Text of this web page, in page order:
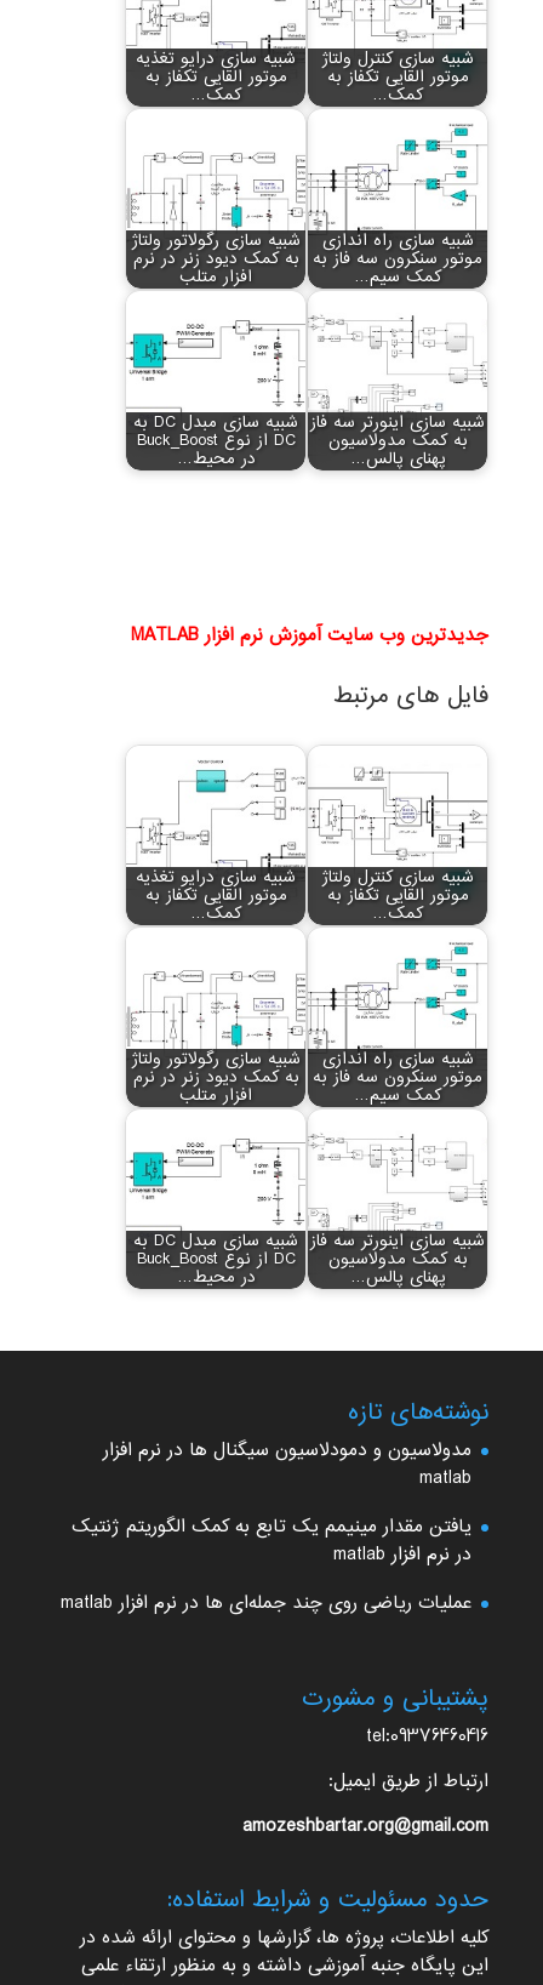
شبیه سازی کنترل ولتاژ
موتور القایی تکفاز به
کمک…
شبیه سازی درایو تغذیه
موتور القایی تکفاز به
کمک…
شبیه سازی راه اندازی
موتور سنکرون سه فاز به
کمک سیم…
شبیه سازی رگولاتور ولتاژ
به کمک دیود زنر در نرم
افزار متلب
شبیه سازی اینورتر سه فاز
به کمک مدولاسیون
پهنای پالس…
شبیه سازی مبدل DC به
DC از نوع Buck_Boost
در محیط…
جدیدترین وب سایت آموزش نرم افزار MATLAB
فایل های مرتبط
شبیه سازی کنترل ولتاژ
موتور القایی تکفاز به
کمک…
شبیه سازی درایو تغذیه
موتور القایی تکفاز به
کمک…
شبیه سازی راه اندازی
موتور سنکرون سه فاز به
کمک سیم…
شبیه سازی رگولاتور ولتاژ
به کمک دیود زنر در نرم
افزار متلب
شبیه سازی اینورتر سه فاز
به کمک مدولاسیون
پهنای پالس…
شبیه سازی مبدل DC به
DC از نوع Buck_Boost
در محیط…
نوشته‌های تازه
مدولاسیون و دمودلاسیون سیگنال ها در نرم افزار
matlab
یافتن مقدار مینیمم یک تابع به کمک الگوریتم ژنتیک
در نرم افزار matlab
عملیات ریاضی روی چند جمله‌ای ها در نرم افزار matlab
پشتیبانی و مشورت
tel:09376460416
ارتباط از طریق ایمیل:
amozeshbartar.org@gmail.com
حدود مسئولیت و شرایط استفاده:
کلیه اطلاعات، پروژه ها، گزارشها و محتوای ارائه شده در
این پایگاه جنبه آموزشی داشته و به منظور ارتقاء علمی